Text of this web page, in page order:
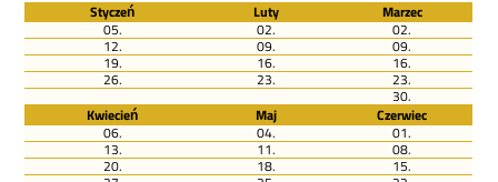
Styczeń Luty
Marzec
05.
02. 02.
12. 09. 09.
19. 16. 16.
26. 23. 23.
30.
Kwiecień
Maj
Czerwiec
06.
04. 01.
13. 11. 08.
20. 18. 15.